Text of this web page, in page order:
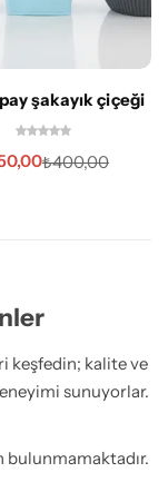
şakayık çiçeği
₺400,00
keşfedin; kalite ve
sunuyorlar.